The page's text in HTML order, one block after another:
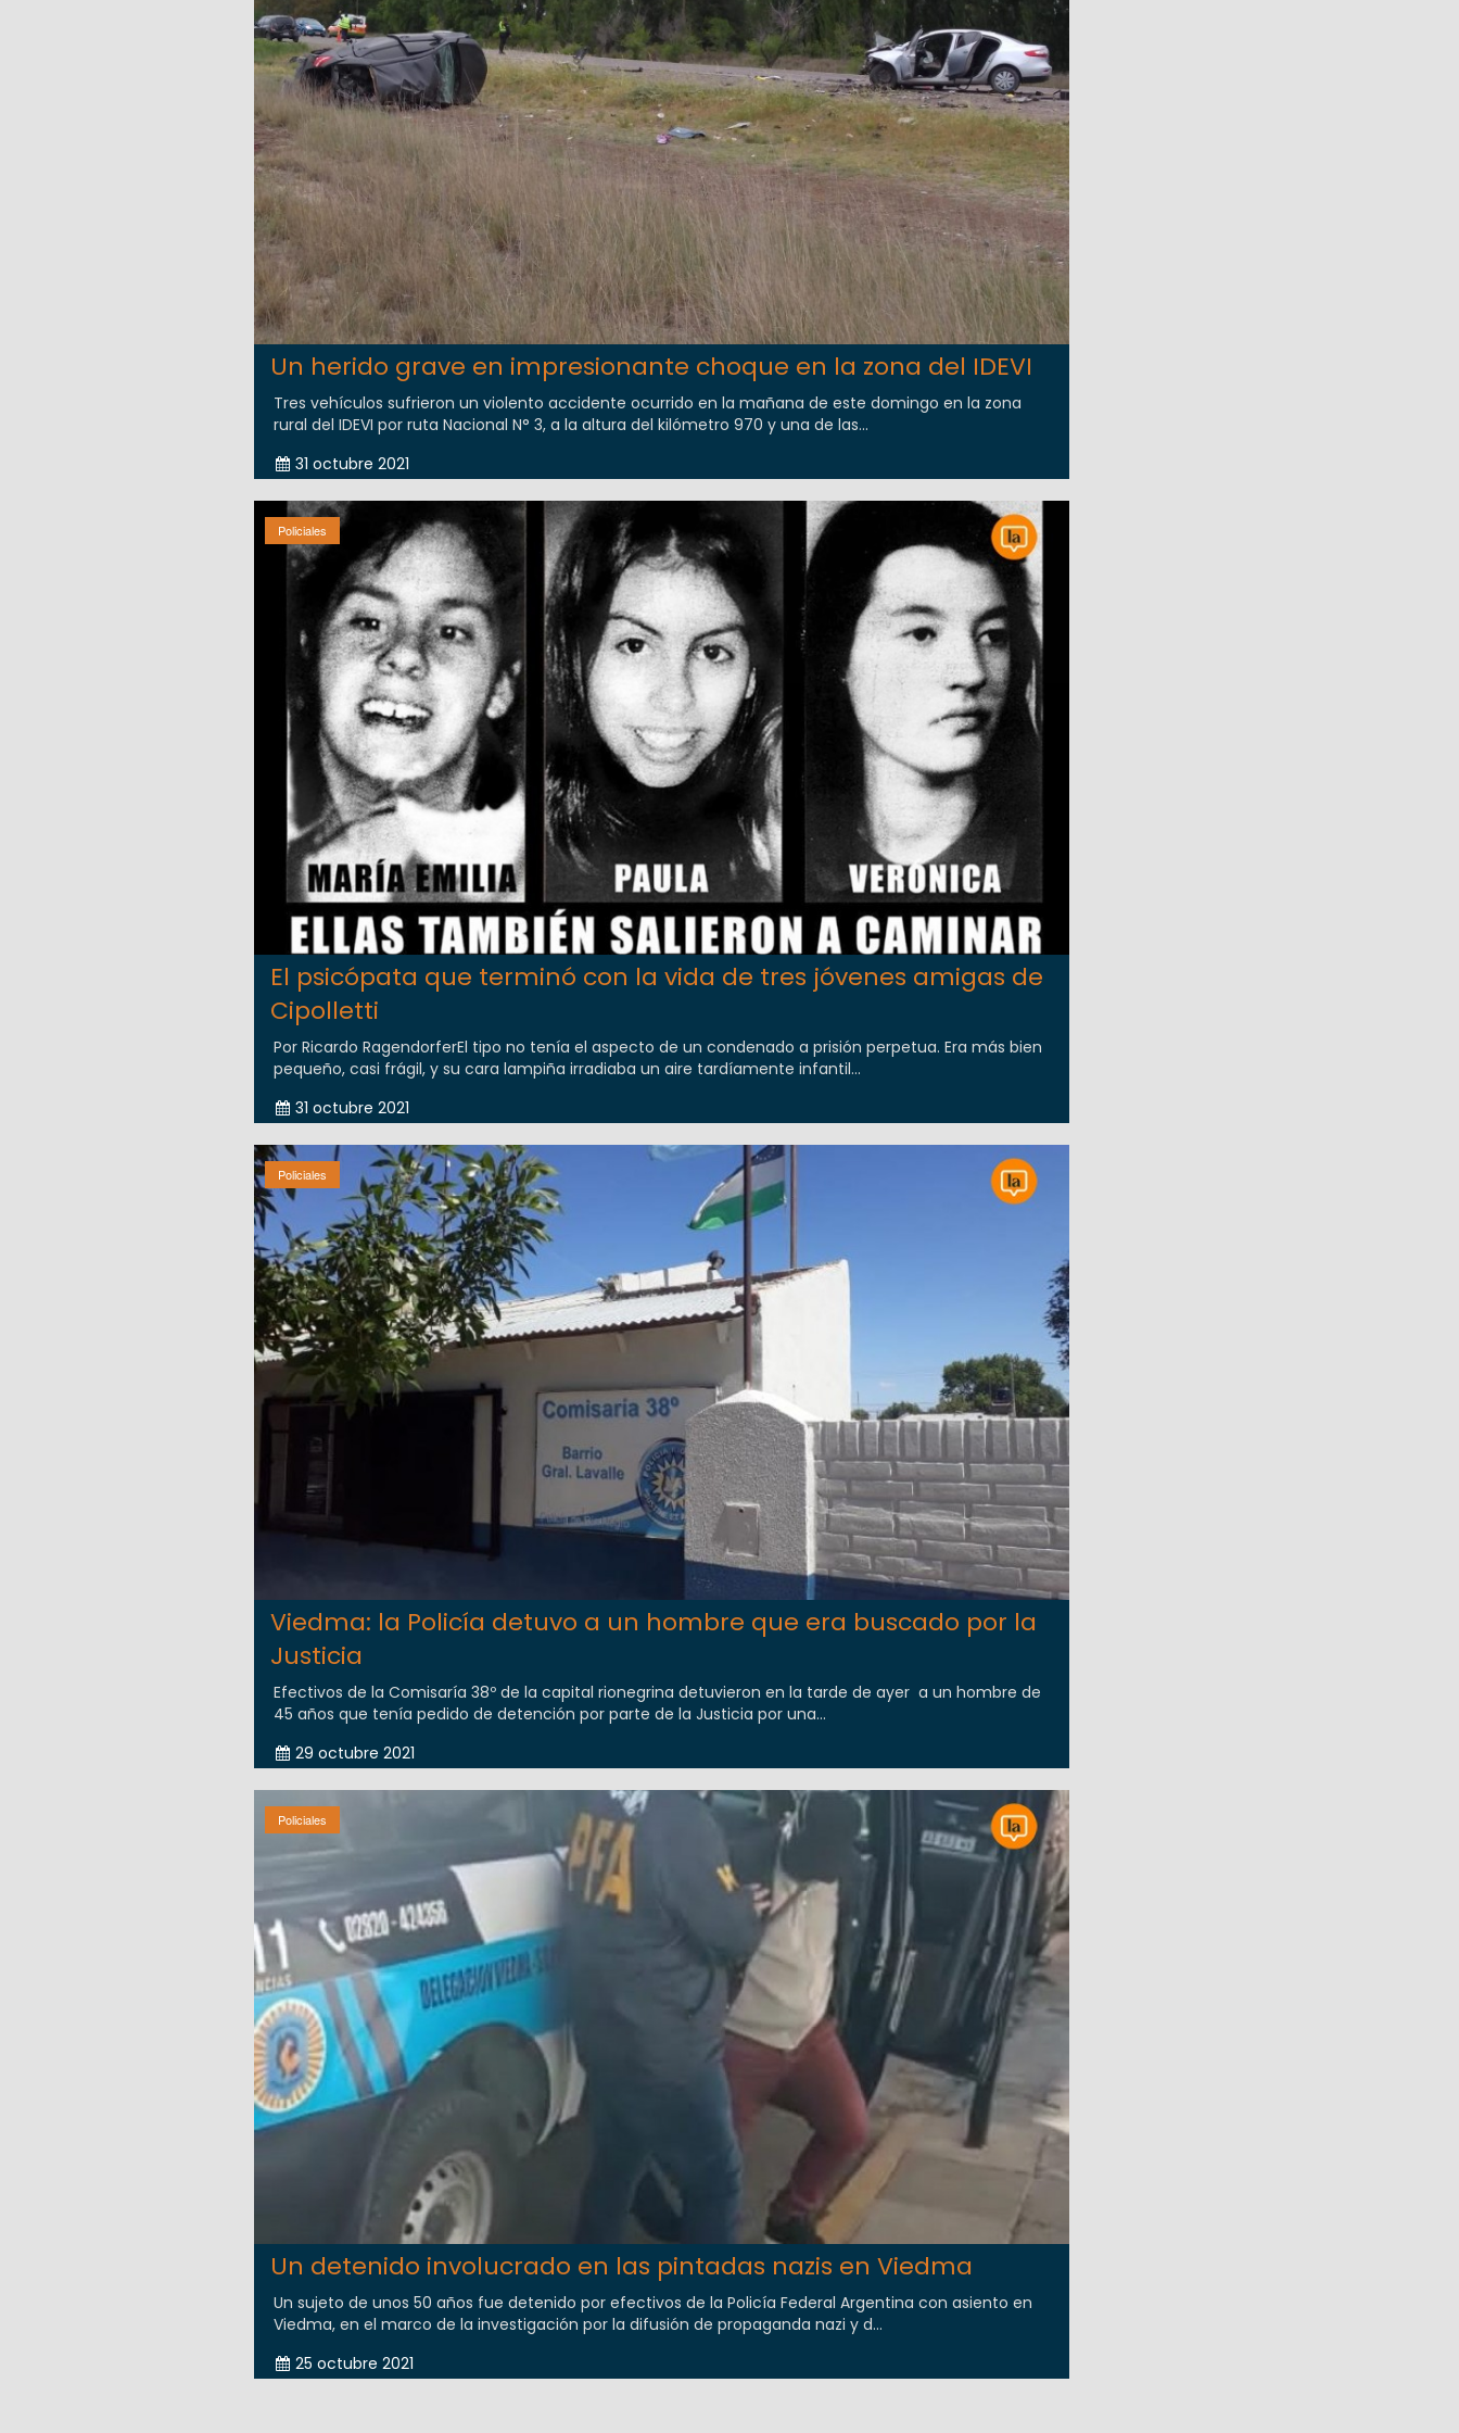
Un herido grave en impresionante choque en la zona del IDEVI
Tres vehículos sufrieron un violento accidente ocurrido en la mañana de este domingo en la zona
rural del IDEVI por ruta Nacional N° 3, a la altura del kilómetro 970 y una de las...
31 octubre 2021
Policiales
El psicópata que terminó con la vida de tres jóvenes amigas de
Cipolletti
Por Ricardo RagendorferEl tipo no tenía el aspecto de un condenado a prisión perpetua. Era más bien
pequeño, casi frágil, y su cara lampiña irradiaba un aire tardíamente infantil...
31 octubre 2021
Policiales
Viedma: la Policía detuvo a un hombre que era buscado por la
Justicia
Efectivos de la Comisaría 38º de la capital rionegrina detuvieron en la tarde de ayer a un hombre de
45 años que tenía pedido de detención por parte de la Justicia por una...
29 octubre 2021
Policiales
Un detenido involucrado en las pintadas nazis en Viedma
Un sujeto de unos 50 años fue detenido por efectivos de la Policía Federal Argentina con asiento en
Viedma, en el marco de la investigación por la difusión de propaganda nazi y d...
25 octubre 2021